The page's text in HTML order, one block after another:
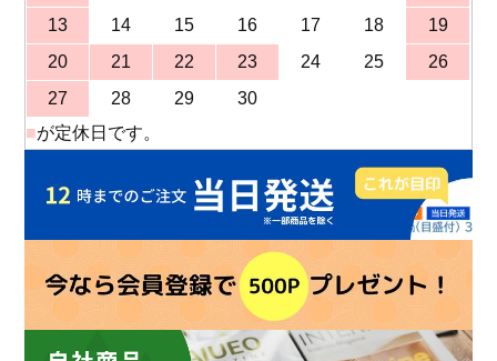
13
14 15 16 17 18
19
20
21 22 23 24 25
26
27
28 29
30
■が定休日です。